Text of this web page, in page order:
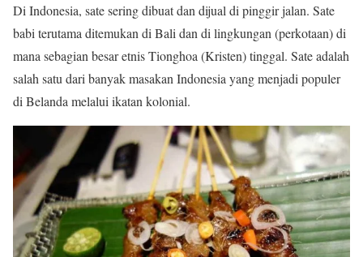
Di Indonesia, sate sering dibuat dan dijual di pinggir jalan. Sate
babi terutama ditemukan di Bali dan di lingkungan (perkotaan) di
mana sebagian besar etnis Tionghoa (Kristen) tinggal. Sate adalah
salah satu dari banyak masakan Indonesia yang menjadi populer
di Belanda melalui ikatan kolonial.